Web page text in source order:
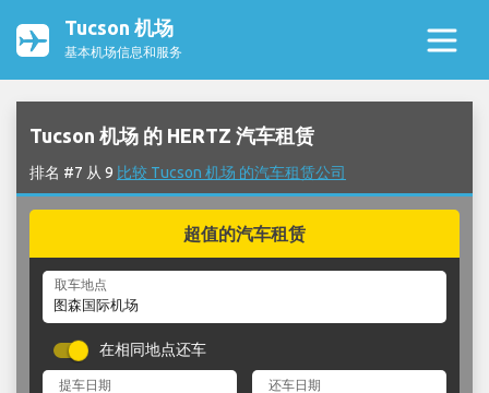
Tucson 机场
基本机场信息和服务
Tucson 机场 的 HERTZ 汽车租赁
排名 #7 从 9 比较 Tucson 机场 的汽车租赁公司
超值的汽车租赁
取车地点
在相同地点还车
提车日期 还车日期